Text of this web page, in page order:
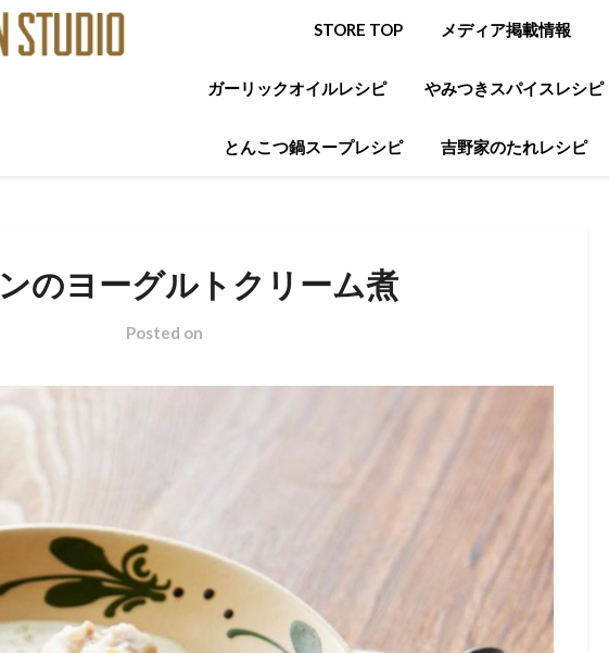
STORE TOP メディア掲載情報
ガーリックオイルレシピ やみつきスパイスレシピ
とんこつ鍋スープレシピ 吉野家のたれレシピ
のヨーグルトクリーム煮
Posted on